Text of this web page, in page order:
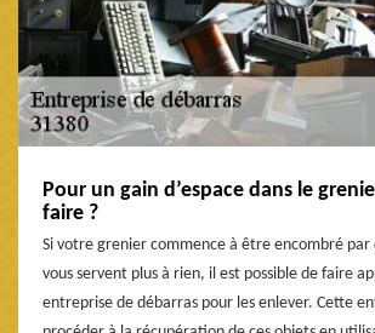
Pour un gain d’espace dans le
faire ?
Si votre grenier commence à être encombré par
vous servent plus à rien, il est possible de faire
entreprise de débarras pour les enlever. Cette